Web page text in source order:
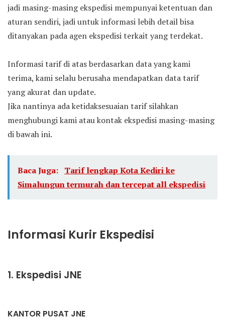
jadi masing-masing ekspedisi mempunyai ketentuan dan
aturan sendiri, jadi untuk informasi lebih detail bisa
ditanyakan pada agen ekspedisi terkait yang terdekat.
Informasi tarif di atas berdasarkan data yang kami
terima, kami selalu berusaha mendapatkan data tarif
yang akurat dan update.
Jika nantinya ada ketidaksesuaian tarif silahkan
menghubungi kami atau kontak ekspedisi masing-masing
di bawah ini.
Baca Juga: Tarif lengkap Kota Kediri ke
Simalungun termurah dan tercepat all ekspedisi
Informasi Kurir Ekspedisi
1. Ekspedisi JNE
KANTOR PUSAT JNE